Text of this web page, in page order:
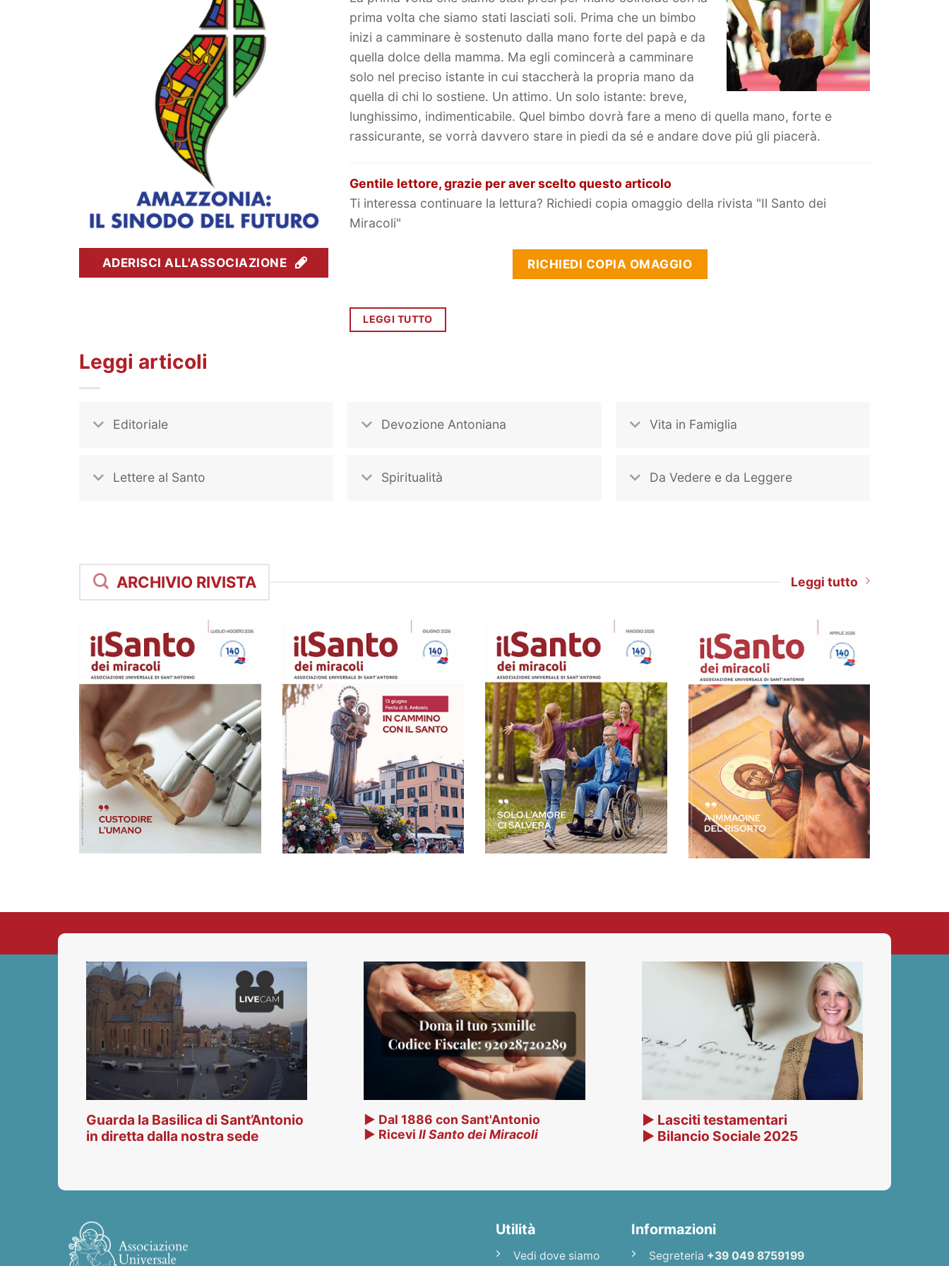
ADERISCI ALL'ASSOCIAZIONE
prima volta che siamo stati lasciati soli. Prima che un bimbo
inizi a camminare è sostenuto dalla mano forte del papà e da
quella dolce della mamma. Ma egli comincerà a camminare
solo nel preciso istante in cui staccherà la propria mano da
quella di chi lo sostiene. Un attimo. Un solo istante: breve,
lunghissimo, indimenticabile. Quel bimbo dovrà fare a meno di quella mano, forte e
rassicurante, se vorrà davvero stare in piedi da sé e andare dove piú gli piacerà.
Gentile lettore, grazie per aver scelto questo articolo
Ti interessa continuare la lettura? Richiedi copia omaggio della rivista "Il Santo dei
Miracoli"
RICHIEDI COPIA OMAGGIO
LEGGI TUTTO
Leggi articoli
Editoriale
Lettere al Santo
Devozione Antoniana
Spiritualità
Vita in Famiglia
Da Vedere e da Leggere
ARCHIVIO RIVISTA Leggi tutto
Guarda la Basilica di Sant’Antonio
in diretta dalla nostra sede
▶ Dal 1886 con Sant'Antonio
▶ RiceviIl Santo dei Miracoli
▶ Lasciti testamentari
▶ Bilancio Sociale 2025
Utilità
Vedi dove siamo
Informazioni
Segreteria +39 049 8759199